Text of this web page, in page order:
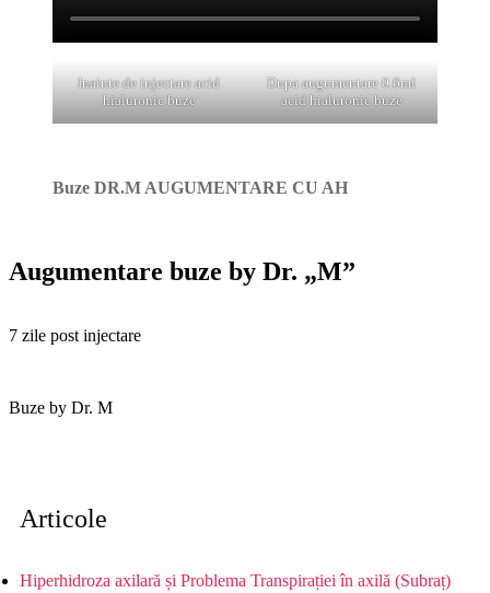
Inainte de injectare acid
hialuronic buze
Dupa augumentare 0.6ml
acid hialuronic buze
Buze DR.M AUGUMENTARE CU AH
Augumentare buze by Dr. „M”
7 zile post injectare
Buze by Dr. M
Articole
Hiperhidroza axilară și Problema Transpirației în axilă (Subraț)